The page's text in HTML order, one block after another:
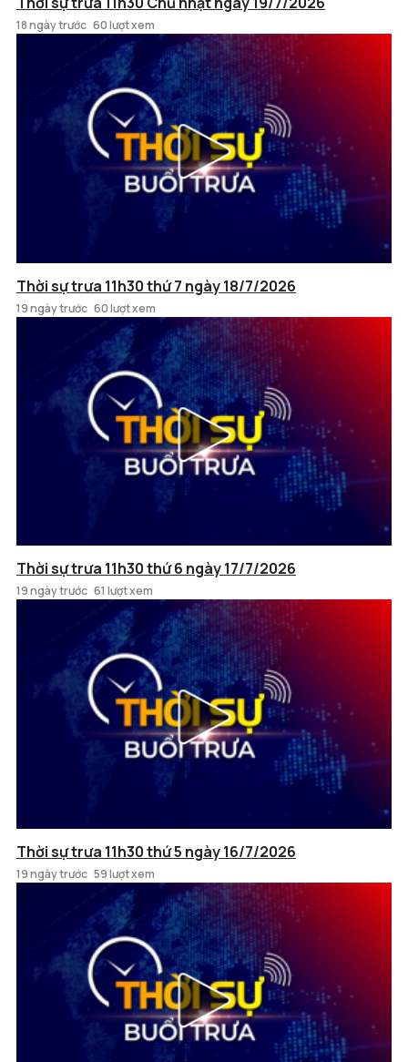
18 ngày trước 60 lượt xem
Thời sự trưa 11h30 thứ 7 ngày 18/7/2026
19 ngày trước 60 lượt xem
Thời sự trưa 11h30 thứ 6 ngày 17/7/2026
19 ngày trước 61 lượt xem
Thời sự trưa 11h30 thứ 5 ngày 16/7/2026
19 ngày trước 59 lượt xem